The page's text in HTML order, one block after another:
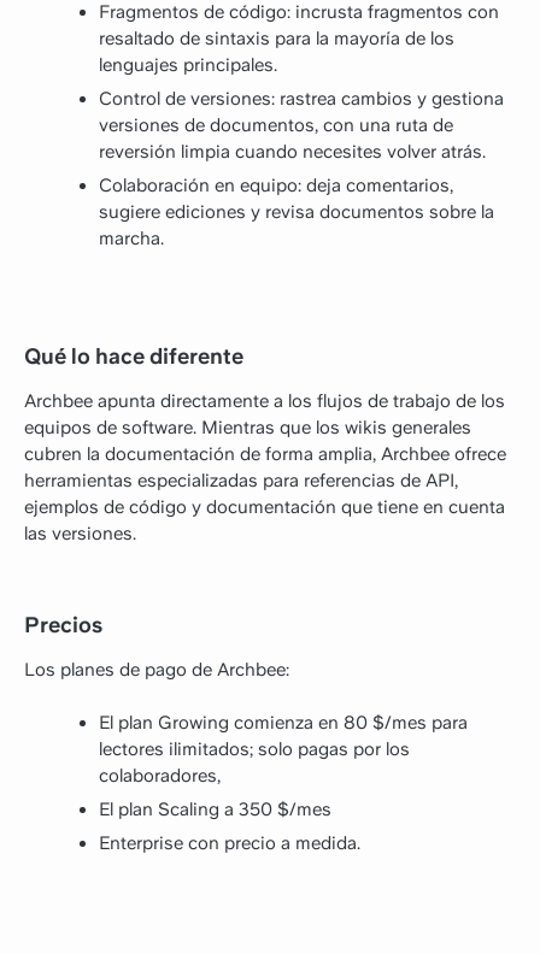
Fragmentos de código: incrusta fragmentos con
resaltado de sintaxis para la mayoría de los
lenguajes principales.
Control de versiones: rastrea cambios y gestiona
versiones de documentos, con una ruta de
reversión limpia cuando necesites volver atrás.
Colaboración en equipo: deja comentarios,
sugiere ediciones y revisa documentos sobre la
marcha.
Qué lo hace diferente
Archbee apunta directamente a los flujos de trabajo de los
equipos de software. Mientras que los wikis generales
cubren la documentación de forma amplia, Archbee ofrece
herramientas especializadas para referencias de API,
ejemplos de código y documentación que tiene en cuenta
las versiones.
Precios
Los planes de pago de Archbee:
El plan Growing comienza en 80 $/mes para
lectores ilimitados; solo pagas por los
colaboradores,
El plan Scaling a 350 $/mes
Enterprise con precio a medida.